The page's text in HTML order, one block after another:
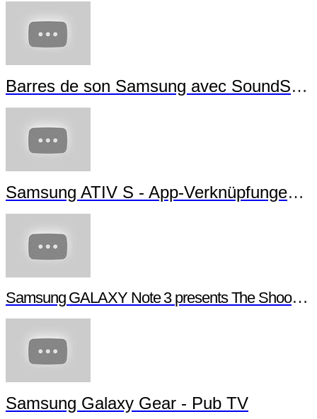
Barres de son Samsung avec SoundShare
Samsung ATIV S - App-Verknüpfungen erstellen
Samsung GALAXY Note 3 presents The Shoot - Behind the scenes
Samsung Galaxy Gear - Pub TV